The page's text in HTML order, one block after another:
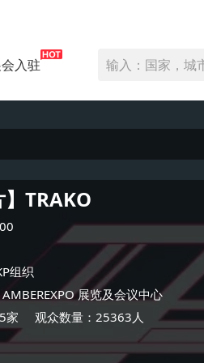
入驻 输入：国家，城
TRAKO
组织
AMBEREXPO 展览及会议中心
家 观众数量：25363人